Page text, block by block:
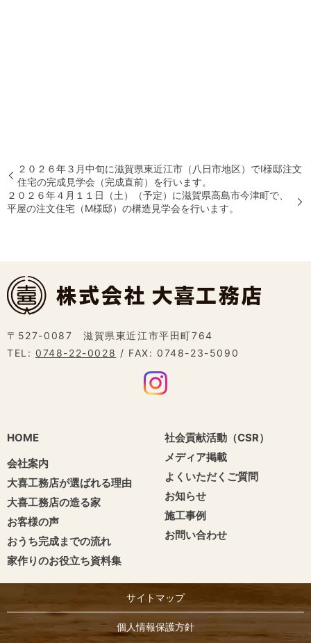
２０２６年３月中旬に滋賀県東近江市（八日市地区）でI様邸注文
住宅の完成見学会（完成直前）を行います。
２０２６年４月１１日（土）（予定）に滋賀県高島市今津町で、
平屋の注文住宅（M様邸）の構造見学会を行います。
〒527-0087 滋賀県東近江市平田町764
TEL: 0748-22-0028 / FAX: 0748-23-5090
HOME
会社案内
大喜工務店が選ばれる理由
大喜工務店の造る家
お客様の声
おうち完成までの流れ
家作りのお役立ち資料集
社会貢献活動（CSR）
メディア掲載
よくいただくご質問
お知らせ
施工事例
お問い合わせ
サイトマップ
個人情報保護方針